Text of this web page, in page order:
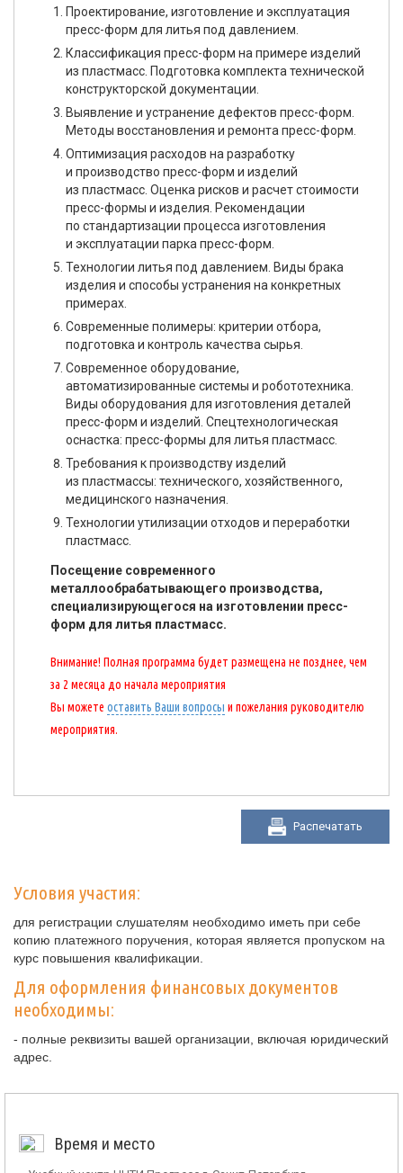
Проектирование, изготовление и эксплуатация
пресс-форм для литья под давлением.
Классификация пресс-форм на примере изделий
из пластмасс. Подготовка комплекта технической
конструкторской документации.
Выявление и устранение дефектов пресс-форм.
Методы восстановления и ремонта пресс-форм.
Оптимизация расходов на разработку
и производство пресс-форм и изделий
из пластмасс. Оценка рисков и расчет стоимости
пресс-формы и изделия. Рекомендации
по стандартизации процесса изготовления
и эксплуатации парка пресс-форм.
Технологии литья под давлением. Виды брака
изделия и способы устранения на конкретных
примерах.
Современные полимеры: критерии отбора,
подготовка и контроль качества сырья.
Современное оборудование,
автоматизированные системы и робототехника.
Виды оборудования для изготовления деталей
пресс-форм и изделий. Спецтехнологическая
оснастка: пресс-формы для литья пластмасс.
Требования к производству изделий
из пластмассы: технического, хозяйственного,
медицинского назначения.
Технологии утилизации отходов и переработки
пластмасс.
Посещение современного
металлообрабатывающего производства,
специализирующегося на изготовлении пресс-
форм для литья пластмасс.
Внимание! Полная программа будет размещена не позднее, чем
за 2 месяца до начала мероприятия
Вы можете оставить Ваши вопросы и пожелания руководителю
мероприятия.
Распечатать
Условия участия:
для регистрации слушателям необходимо иметь при себе
копию платежного поручения, которая является пропуском на
курс повышения квалификации.
Для оформления финансовых документов
необходимы:
- полные реквизиты вашей организации, включая юридический
адрес.
Время и место